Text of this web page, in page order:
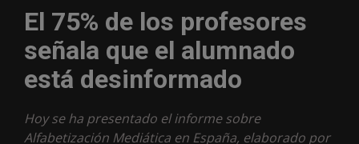
El 75% de los profesores
señala que el alumnado
está desinformado
Hoy se ha presentado el informe sobre
Alfabetización Mediática en España, elaborado por